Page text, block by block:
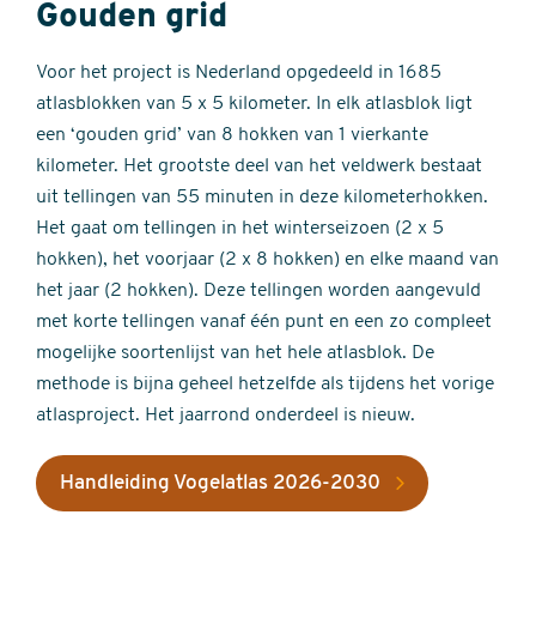
Gouden grid
Voor het project is Nederland opgedeeld in 1685
atlasblokken van 5 x 5 kilometer. In elk atlasblok ligt
een ‘gouden grid’ van 8 hokken van 1 vierkante
kilometer. Het grootste deel van het veldwerk bestaat
uit tellingen van 55 minuten in deze kilometerhokken.
Het gaat om tellingen in het winterseizoen (2 x 5
hokken), het voorjaar (2 x 8 hokken) en elke maand van
het jaar (2 hokken). Deze tellingen worden aangevuld
met korte tellingen vanaf één punt en een zo compleet
mogelijke soortenlijst van het hele atlasblok. De
methode is bijna geheel hetzelfde als tijdens het vorige
atlasproject. Het jaarrond onderdeel is nieuw.
Handleiding Vogelatlas 2026-2030